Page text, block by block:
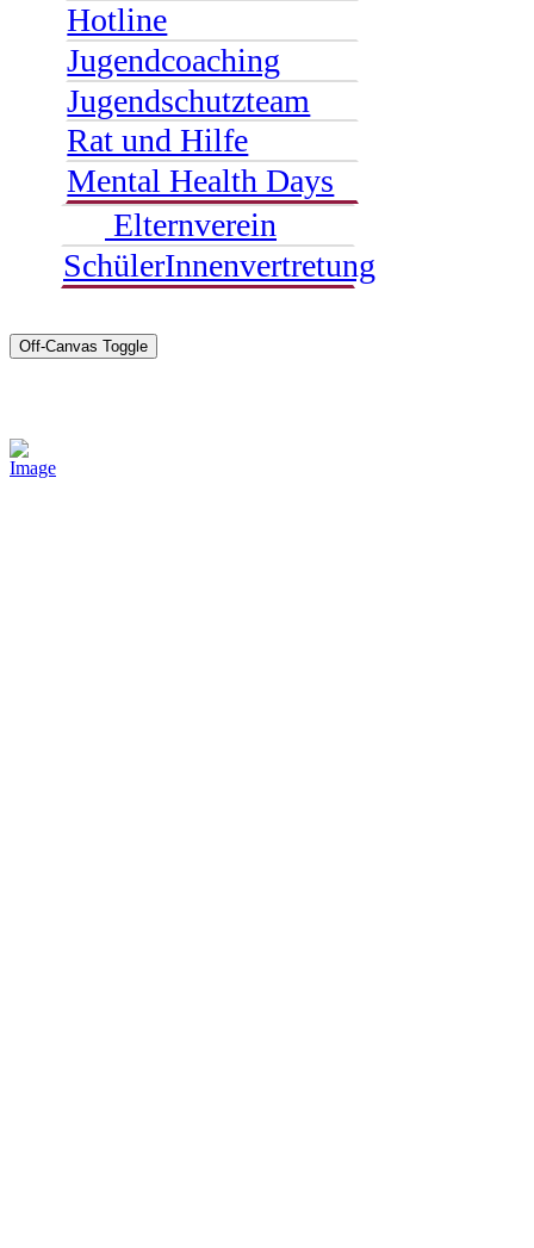
Hotline
Jugendcoaching
Jugendschutzteam
Rat und Hilfe
Mental Health Days
Elternverein
SchülerInnenvertretung
Off-Canvas Toggle